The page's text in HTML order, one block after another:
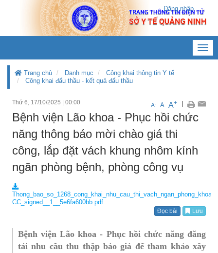
Đăng nhập
Trang chủ Danh mục
Công khai thông tin Y tế
Công khai đấu thầu - kết quả đấu thầu
Thứ 6, 17/10/2025 00:00 A- A A+
Bệnh viện Lão khoa - Phục hồi chức
năng thông báo mời chào giá thi
công, lắp đặt vách khung nhôm kính
ngăn phòng bệnh, phòng công vụ
CC_signed__1__5e6fa600bb.pdf
Đọc bài Lưu
Bệnh viện Lão khoa - Phục hồi chức năng đăng
tải nhu cầu thu thập báo giá để tham khảo xây